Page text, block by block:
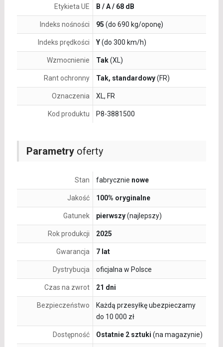
Parametryoferty
Stan fabrycznie nowe
Jakość 100% oryginalne
Gatunek pierwszy(najlepszy)
Rok produkcji 2025
Gwarancja 7 lat
Dystrybucja oficjalna w Polsce
Czas na zwrot 21 dni
Bezpieczeństwo
Każdą przesyłkę ubezpieczamy
do 10 000 zł
Dostępność Ostatnie 2 sztuki (na magazynie)
Etykieta UE B / A / 68 dB
Indeks nośności 95 (do 690 kg/oponę)
Indeks prędkości Y(do 300 km/h)
Wzmocnienie Tak(XL)
Rant ochronny Tak, standardowy(FR)
Oznaczenia XL, FR
Kod produktu P8-3881500